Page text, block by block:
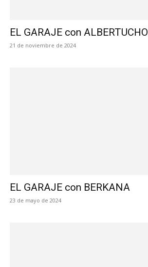
EL GARAJE con ALBERTUCHO
21 de noviembre de 2024
EL GARAJE con BERKANA
23 de mayo de 2024